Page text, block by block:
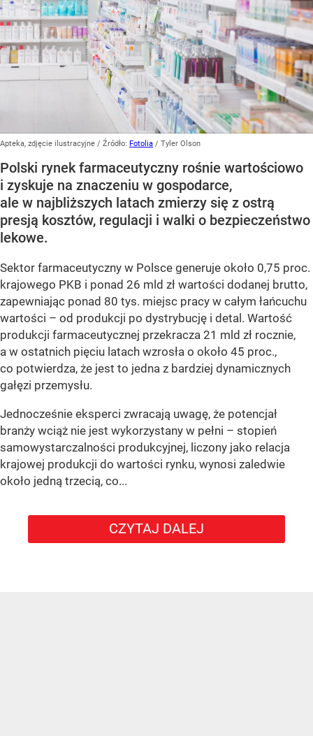
Apteka, zdjęcie ilustracyjne / Źródło: Fotolia / Tyler Olson
Polski rynek farmaceutyczny rośnie wartościowo
i zyskuje na znaczeniu w gospodarce,
ale w najbliższych latach zmierzy się z ostrą
presją kosztów, regulacji i walki o bezpieczeństwo
lekowe.
Sektor farmaceutyczny w Polsce generuje około 0,75 proc.
krajowego PKB i ponad 26 mld zł wartości dodanej brutto,
zapewniając ponad 80 tys. miejsc pracy w całym łańcuchu
wartości – od produkcji po dystrybucję i detal. Wartość
produkcji farmaceutycznej przekracza 21 mld zł rocznie,
a w ostatnich pięciu latach wzrosła o około 45 proc.,
co potwierdza, że jest to jedna z bardziej dynamicznych
gałęzi przemysłu.
Jednocześnie eksperci zwracają uwagę, że potencjał
branży wciąż nie jest wykorzystany w pełni – stopień
samowystarczalności produkcyjnej, liczony jako relacja
krajowej produkcji do wartości rynku, wynosi zaledwie
około jedną trzecią, co...
CZYTAJ DALEJ